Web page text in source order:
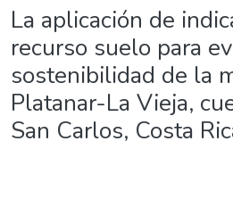
La aplicación de
recurso suelo para
sostenibilidad de la
Platanar-La Vieja,
San Carlos, Costa